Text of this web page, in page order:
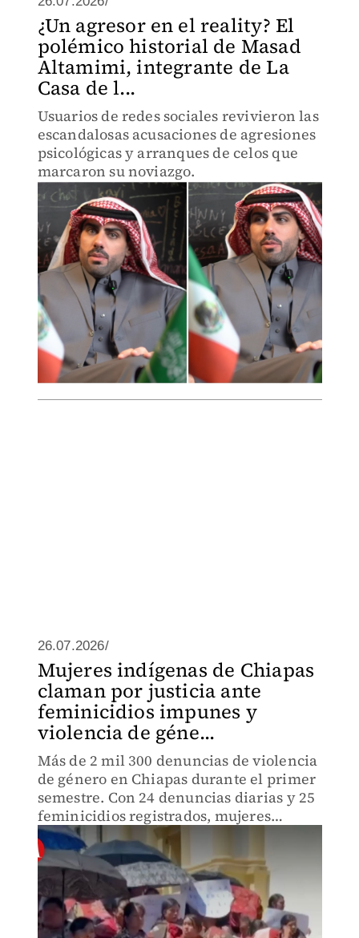
¿Un agresor en el reality? El
polémico historial de Masad
Altamimi, integrante de La
Casa de l...
Usuarios de redes sociales revivieron las
escandalosas acusaciones de agresiones
psicológicas y arranques de celos que
marcaron su noviazgo.
26.07.2026/
Mujeres indígenas de Chiapas
claman por justicia ante
feminicidios impunes y
violencia de géne...
Más de 2 mil 300 denuncias de violencia
de género en Chiapas durante el primer
semestre. Con 24 denuncias diarias y 25
feminicidios registrados, mujeres
indígenas exigen investigaciones reales.
¿Qué frena la justicia en los territorios?